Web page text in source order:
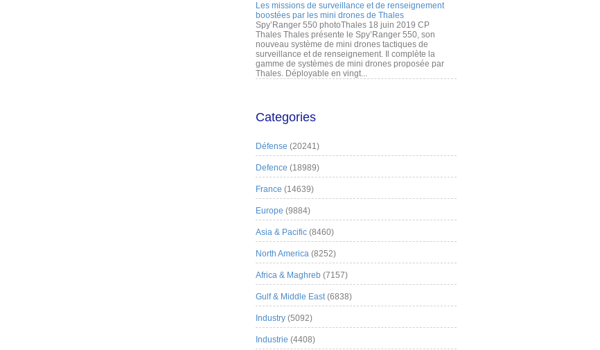
Les missions de surveillance et de renseignement
boostées par les mini drones de Thales
Spy’Ranger 550 photoThales 18 juin 2019 CP
Thales Thales présente le Spy’Ranger 550, son
nouveau système de mini drones tactiques de
surveillance et de renseignement. Il complète la
gamme de systèmes de mini drones proposée par
Thales. Déployable en vingt...
Categories
Défense (20241)
Defence (18989)
France (14639)
Europe (9884)
Asia & Pacific (8460)
North America (8252)
Africa & Maghreb (7157)
Gulf & Middle East(6838)
Industry (5092)
Industrie (4408)